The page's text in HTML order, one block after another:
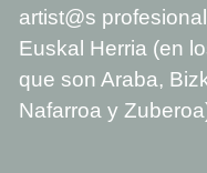
artist@s
Euskal Herria (en
que son Araba,
Nafarroa y